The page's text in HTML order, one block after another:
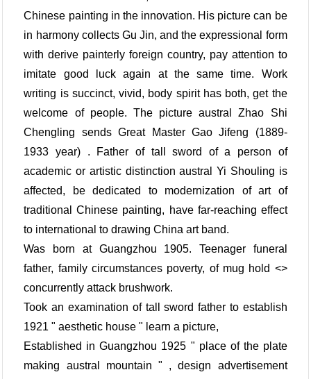
Chinese painting in the innovation. His picture can be
in harmony collects Gu Jin, and the expressional form
with derive painterly foreign country, pay attention to
imitate good luck again at the same time. Work
writing is succinct, vivid, body spirit has both, get the
welcome of people. The picture austral Zhao Shi
Chengling sends Great Master Gao Jifeng (1889-
1933 year) . Father of tall sword of a person of
academic or artistic distinction austral Yi Shouling is
affected, be dedicated to modernization of art of
traditional Chinese painting, have far-reaching effect
to international to drawing China art band.
Was born at Guangzhou 1905. Teenager funeral
father, family circumstances poverty, of mug hold <>
concurrently attack brushwork.
Took an examination of tall sword father to establish
1921 " aesthetic house " learn a picture,
Established in Guangzhou 1925 " place of the plate
making austral mountain " , design advertisement